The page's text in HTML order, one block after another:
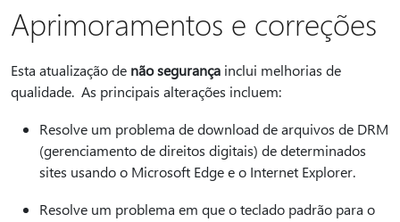
Aprimoramentos e correções
Esta atualização de não segurança inclui melhorias de
qualidade. As principais alterações incluem:
Resolve um problema de download de arquivos de DRM
(gerenciamento de direitos digitais) de determinados
sites usando o Microsoft Edge e o Internet Explorer.
Resolve um problema em que o teclado padrão para o